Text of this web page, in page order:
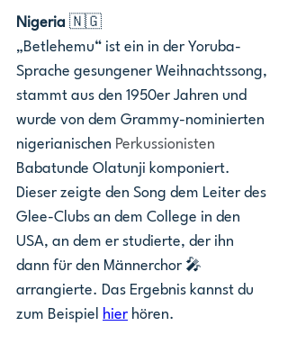
Nigeria 🇳🇬
„Betlehemu“ ist ein in der Yoruba-
Sprache gesungener Weihnachtssong,
stammt aus den 1950er Jahren und
wurde von dem Grammy-nominierten
nigerianischen Perkussionisten
Babatunde Olatunji komponiert.
Dieser zeigte den Song dem Leiter des
Glee-Clubs an dem College in den
USA, an dem er studierte, der ihn
dann für den Männerchor 🎤
arrangierte. Das Ergebnis kannst du
zum Beispiel
hier hören.